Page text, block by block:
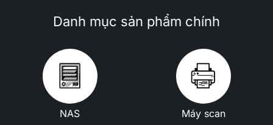
Danh mục sản phẩm chính
NAS Máy scan